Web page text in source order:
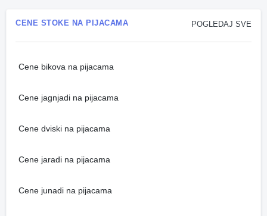
POGLEDAJ SVE
CENE STOKE NA PIJACAMA
Cene bikova na pijacama
Cene jagnjadi na pijacama
Cene dviski na pijacama
Cene jaradi na pijacama
Cene junadi na pijacama